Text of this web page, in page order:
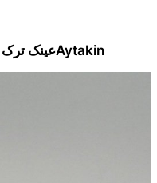
Aytakinعینک ترک برند آیتکین مدلA2109c3